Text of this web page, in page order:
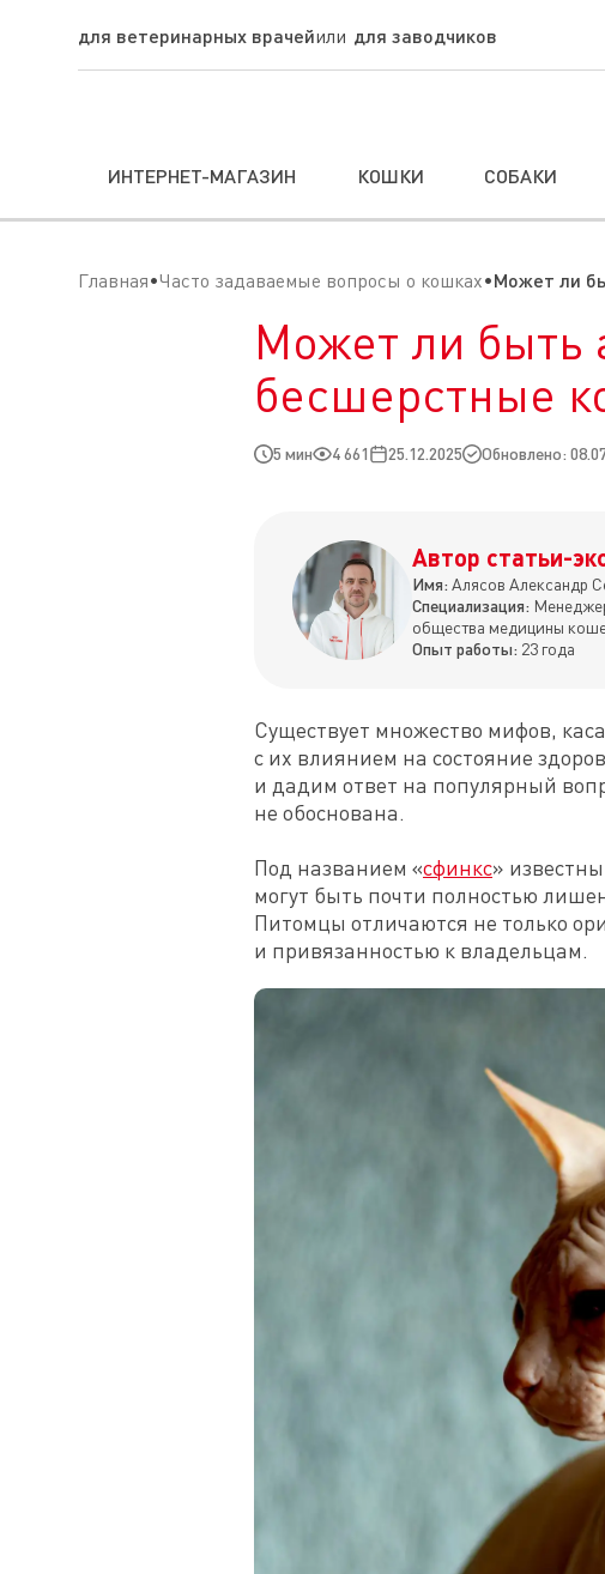
для ветеринарных врачей для заводчиков
ИНТЕРНЕТ-МАГАЗИН КОШКИ СОБАКИ
Главная Часто задаваемые вопросы о кошках Может ли
Может ли быть
бесшерстные
5 мин 4 661 25.12.2025 Обновлено:
Автор статьи-
Имя: Алясов Александр
Специализация:
общества медицины
Опыт работы: 23 года
Существует множество мифов,
с их влиянием на состояние
и дадим ответ на популярный
не обоснована.
Под названием «сфинкс»
могут быть почти полностью
Питомцы отличаются не только
и привязанностью к владельцам.